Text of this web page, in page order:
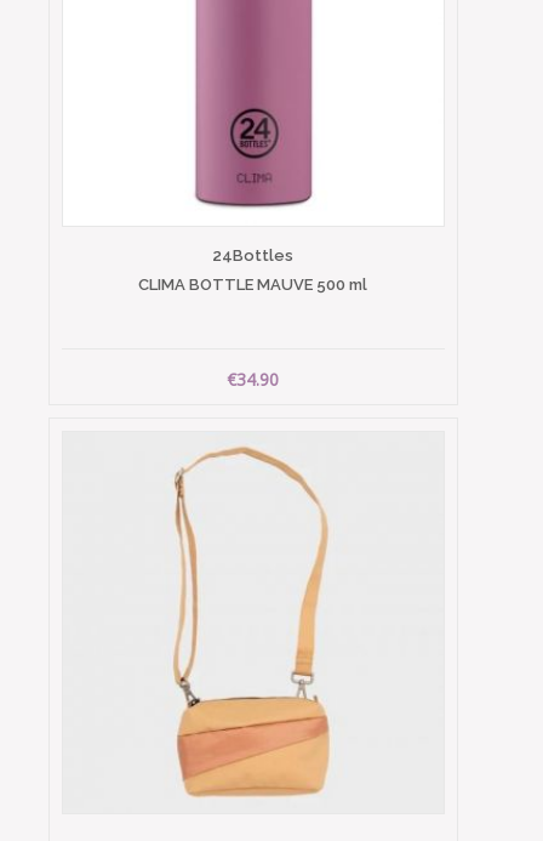
24Bottles
CLIMA BOTTLE MAUVE 500 ml
€34.90